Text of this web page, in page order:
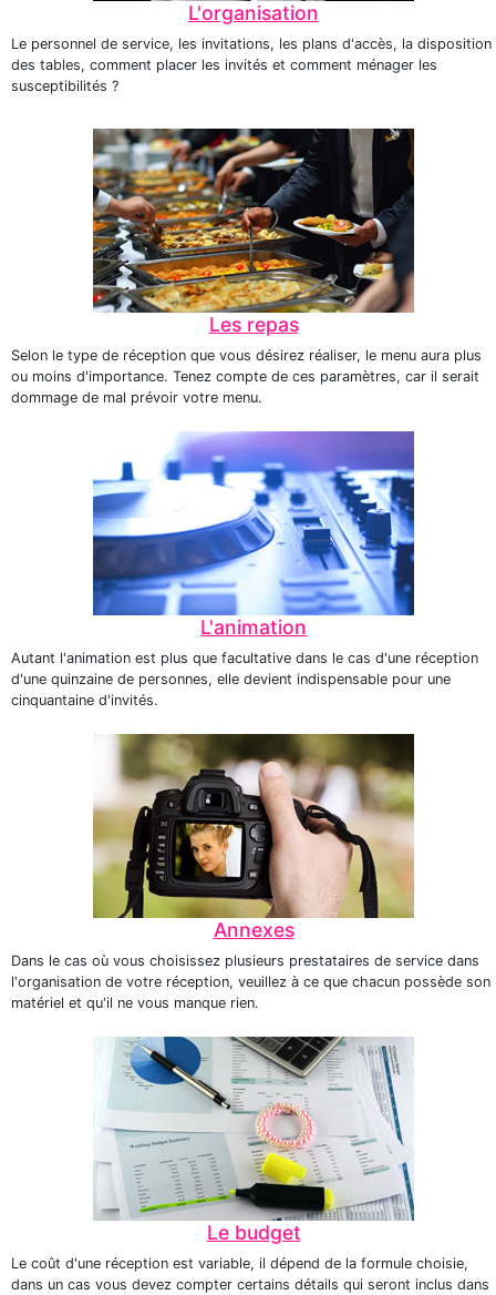
L'organisation
Le personnel de service, les invitations, les plans d'accès, la disposition
des tables, comment placer les invités et comment ménager les
susceptibilités ?
Les repas
Selon le type de réception que vous désirez réaliser, le menu aura plus
ou moins d'importance. Tenez compte de ces paramètres, car il serait
dommage de mal prévoir votre menu.
L'animation
Autant l'animation est plus que facultative dans le cas d'une réception
d'une quinzaine de personnes, elle devient indispensable pour une
cinquantaine d'invités.
Annexes
Dans le cas où vous choisissez plusieurs prestataires de service dans
l'organisation de votre réception, veuillez à ce que chacun possède son
matériel et qu'il ne vous manque rien.
Le budget
Le coût d'une réception est variable, il dépend de la formule choisie,
dans un cas vous devez compter certains détails qui seront inclus dans